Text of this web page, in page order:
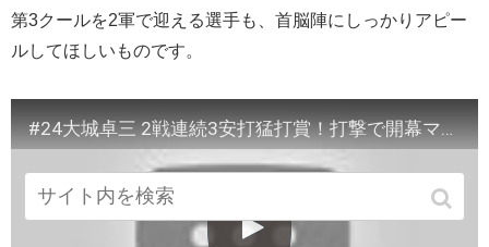
第3クールを2軍で迎える選手も、首脳陣にしっかりアピー
ルしてほしいものです。
#24大城卓三 2戦連続3安打猛打賞！打撃で開幕マスクを狙う 2.8＆2.9紅白戦全打席お見せします【2020ジャイアンツ宮崎春季キャンプ】